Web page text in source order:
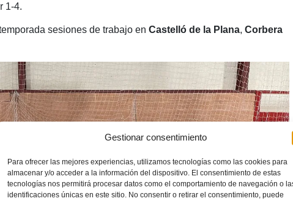
Gestionar consentimiento
Para ofrecer las mejores experiencias, utilizamos tecnologías como las cookies para
almacenar y/o acceder a la información del dispositivo. El consentimiento de estas
tecnologías nos permitirá procesar datos como el comportamiento de navegación o
identificaciones únicas en este sitio. No consentir o retirar el consentimiento, puede
1-4.
sesiones de trabajo en Castelló de la Plana, Corbera